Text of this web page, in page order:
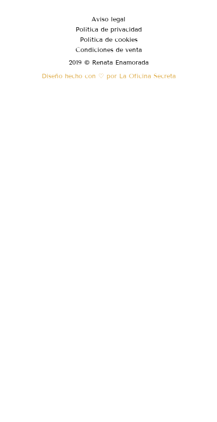
Aviso legal
Política de privacidad
Política de cookies
Condiciones de venta
2019 © Renata Enamorada
Diseño hecho con ♡ por La Oficina Secreta